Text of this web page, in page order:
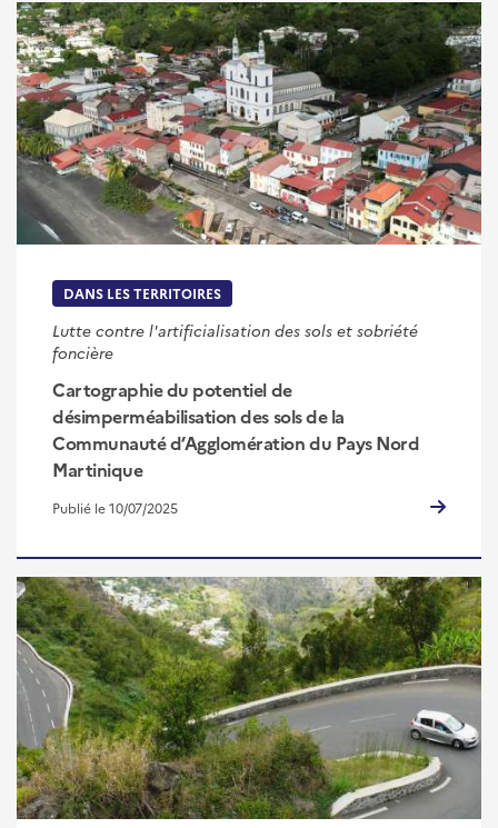
DANS LES TERRITOIRES
Lutte contre l'artificialisation des sols et sobriété
foncière
Cartographie du potentiel de
désimperméabilisation des sols de la
Communauté d’Agglomération du Pays Nord
Martinique
Publié le 10/07/2025